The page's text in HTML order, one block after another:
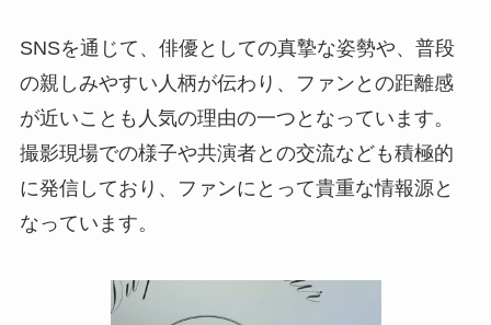
SNSを通じて、俳優としての真摯な姿勢や、普段
の親しみやすい人柄が伝わり、ファンとの距離感
が近いことも人気の理由の一つとなっています。
撮影現場での様子や共演者との交流なども積極的
に発信しており、ファンにとって貴重な情報源と
なっています。